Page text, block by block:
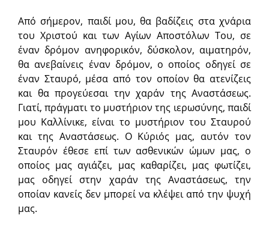
Από σήμερον, παιδί μου, θα βαδίζεις στα χνάρια
του Χριστού και των Αγίων Αποστόλων Του, σε
έναν δρόμον ανηφορικόν, δύσκολον, αιματηρόν,
θα ανεβαίνεις έναν δρόμον, ο οποίος οδηγεί σε
έναν Σταυρό, μέσα από τον οποίον θα ατενίζεις
και θα προγεύεσαι την χαράν της Αναστάσεως.
Γιατί, πράγματι το μυστήριον της ιερωσύνης, παιδί
μου Καλλίνικε, είναι το μυστήριον του Σταυρού
και της Αναστάσεως. Ο Κύριός μας, αυτόν τον
Σταυρόν έθεσε επί των ασθενικών ώμων μας, ο
οποίος μας αγιάζει, μας καθαρίζει, μας φωτίζει,
μας οδηγεί στην χαράν της Αναστάσεως, την
οποίαν κανείς δεν μπορεί να κλέψει από την ψυχή
μας.